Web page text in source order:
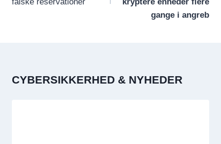
gange i angreb
CYBERSIKKERHED & NYHEDER